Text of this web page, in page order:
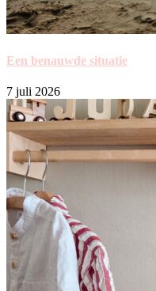
Een benauwde situatie
7 juli 2026